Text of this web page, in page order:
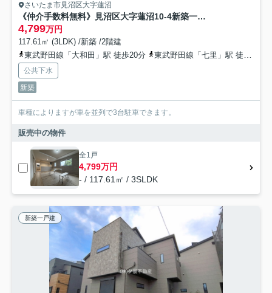
さいたま市見沼区大字蓮沼
《仲介手数料無料》見沼区大字蓮沼10-4新築一戸建てリガーレ
4,799万円
117.61㎡ (3LDK) /新築 /2階建
東武野田線「大和田」駅 徒歩20分
東武野田線「七里」駅 徒歩31分
公共下水
新築
車種によりますが車を並列で3台駐車できます。
販売中の物件
全1戸
4,799万円
- / 117.61㎡ / 3SLDK
新築一戸建